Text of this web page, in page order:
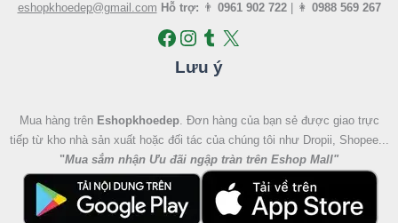
eshopkhoedep@gmail.com Hỗ trợ: 👨 0961 902 722| 👩 0988 569 267
Lưu ý
Mua hàng trên Eshopkhoedep. Đơn hàng của bạn sẻ được giao trực
tiếp từ kho nhà sản xuất hoặc đối tác của chúng tôi như Dropii, Shopee...
"Mua sắm nhận Ưu đãi ngập tràn trên Eshop Mall"